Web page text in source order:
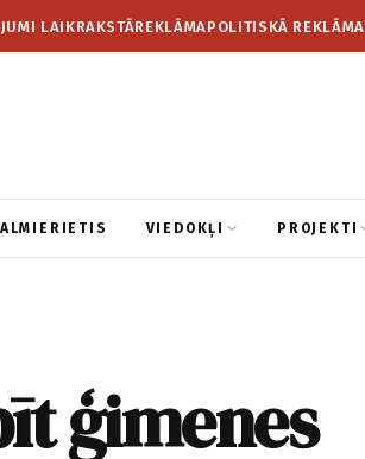
LAIKRAKSTĀREKLĀMAPOLITISKĀ REKLĀMA
VIEDOKĻI PROJEKTI
ģimenes